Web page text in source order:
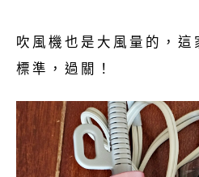
吹風機也是大風量的，
標準，過關！